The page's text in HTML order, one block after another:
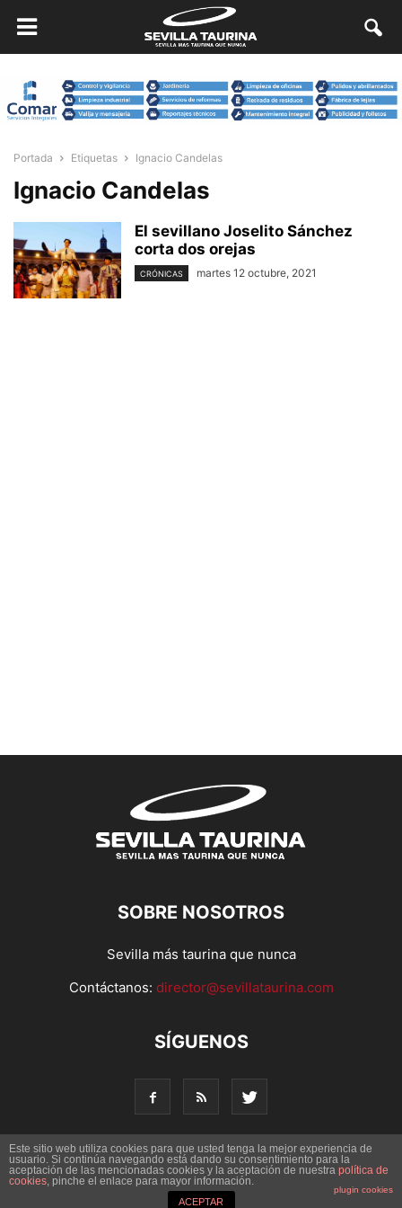
Portada Etiquetas Ignacio Candelas
Ignacio Candelas
El sevillano Joselito Sánchez
corta dos orejas
CRÓNICAS martes 12 octubre, 2021
SOBRE NOSOTROS
Sevilla más taurina que nunca
Contáctanos: director@sevillataurina.com
SÍGUENOS
© Copyright 2016 - Sevilla Taurina. Todos los derechos
reservados | Desarrollado por
Este sitio web utiliza cookies para que usted tenga la mejor experiencia de
usuario. Si continúa navegando está dando su consentimiento para la
aceptación de las mencionadas cookies y la aceptación de nuestra política de
cookies, pinche el enlace para mayor información.
plugin cookies
ACEPTAR